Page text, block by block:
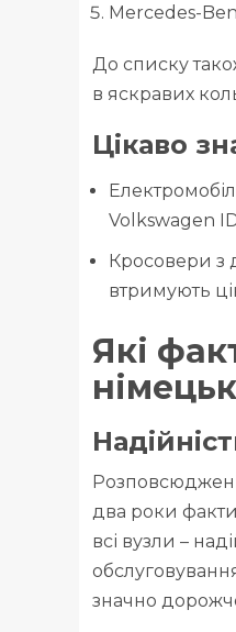
Mercedes-
До списку
в яскравих
Цікаво
Volkswagen
Кросовери з
втримують
Які
Розповсюджені
два роки
всі вузли –
значно